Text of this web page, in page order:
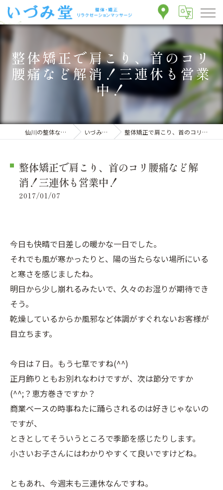
整体矯正で肩こり、首のコリ
腰痛など解消！三連休も営業
中！
仙川の整体ならいづみ堂整体院 いづみ堂のブログ 整体矯正で肩こり、首のコリ腰痛など解消！三連休も営業中！
整体矯正で肩こり、首のコリ腰痛など解
消！三連休も営業中！
2017/01/07
今日も快晴で日差しの暖かな一日でした。
それでも風が寒かったりと、陽の当たらない場所にいる
と寒さを感じましたね。
明日から少し崩れるみたいで、久々のお湿りが期待でき
そう。
乾燥しているからか風邪など体調がすぐれないお客様が
目立ちます。
今日は７日。もう七草ですね(^^)
正月飾りともお別れなわけですが、次は節分ですか
(^^;？恵方巻きですか？
商業ベースの時事ねたに踊らされるのは好きじゃないの
ですが、
ときとしてそういうところで季節を感じたりします。
小さいお子さんにはわかりやすくて良いですけどね。
ともあれ、今週末も三連休なんですね。